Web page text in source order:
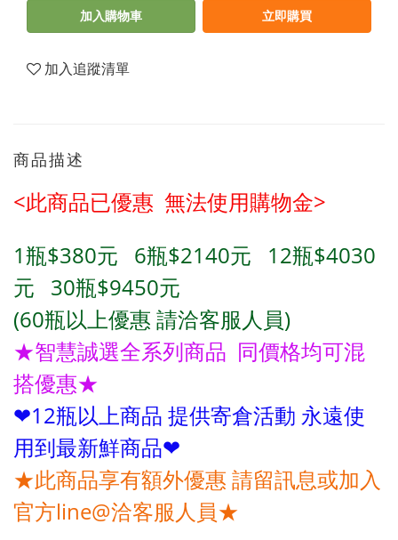
加入購物車 立即購買
加入追蹤清單
商品描述
<此商品已優惠 無法使用購物金>
1瓶$380元 6瓶$2140元 12瓶$4030
元 30瓶$9450元
(60瓶以上優惠 請洽客服人員)
★智慧誠選全系列商品 同價格均可混
搭優惠★
❤12瓶以上商品 提供寄倉活動 永遠使
用到最新鮮商品❤
★此商品享有額外優惠 請留訊息或加入
官方line@洽客服人員★